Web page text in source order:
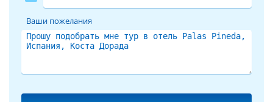
Ваши пожелания